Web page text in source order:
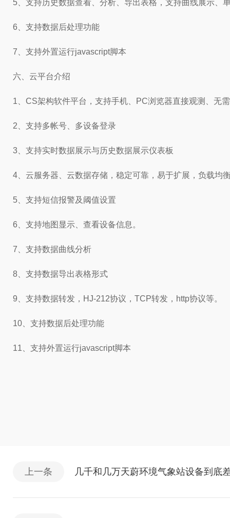
5、支持历史数据查看、分析、导出表格，支持曲线展示、
6、支持数据后处理功能
7、支持外置运行javascript脚本
六、云平台介绍
1、CS架构软件平台，支持手机、PC浏览器直接观测、无
2、支持多帐号、多设备登录
3、支持实时数据展示与历史数据展示仪表板
4、云服务器、云数据存储，稳定可靠，易于扩展，负载均
5、支持短信报警及阈值设置
6、支持地图显示、查看设备信息。
7、支持数据曲线分析
8、支持数据导出表格形式
9、支持数据转发，HJ-212协议，TCP转发，http协议等。
10、支持数据后处理功能
11、支持外置运行javascript脚本
上一条 几千和几万天蔚环境气象站设备到底